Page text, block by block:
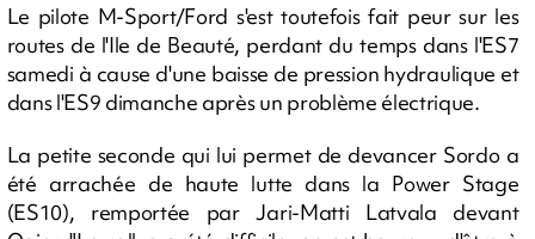
Le pilote M-Sport/Ford s'est toutefois fait peur sur les
routes de l'Ile de Beauté, perdant du temps dans l'ES7
samedi à cause d'une baisse de pression hydraulique et
dans l'ES9 dimanche après un problème électrique.
La petite seconde qui lui permet de devancer Sordo a
été arrachée de haute lutte dans la Power Stage
(ES10), remportée par Jari-Matti Latvala devant